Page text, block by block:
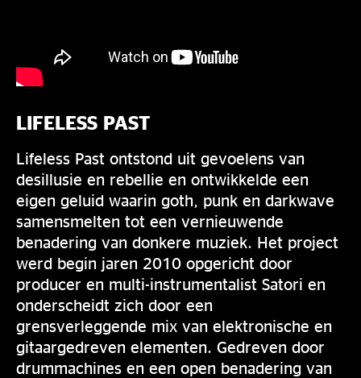
LIFELESS PAST
Lifeless Past ontstond uit gevoelens van
desillusie en rebellie en ontwikkelde een
eigen geluid waarin goth, punk en darkwave
samensmelten tot een vernieuwende
benadering van donkere muziek. Het project
werd begin jaren 2010 opgericht door
producer en multi-instrumentalist Satori en
onderscheidt zich door een
grensverleggende mix van elektronische en
gitaargedreven elementen. Gedreven door
drummachines en een open benadering van